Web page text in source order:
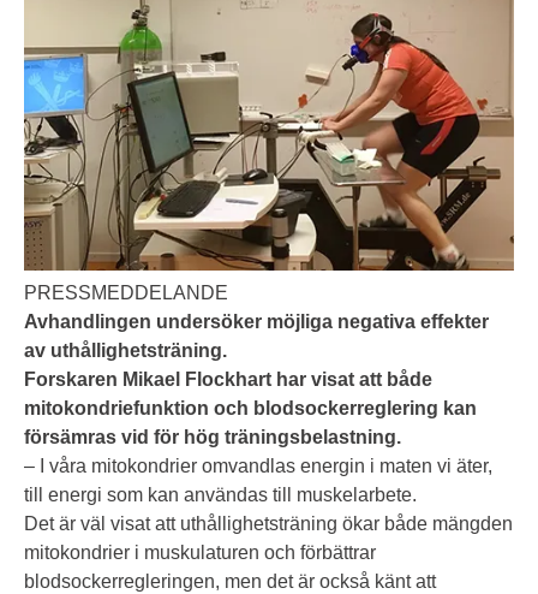
PRESSMEDDELANDE
Avhandlingen undersöker möjliga negativa effekter
av uthållighetsträning.
Forskaren Mikael Flockhart har visat att både
mitokondriefunktion och blodsockerreglering kan
försämras vid för hög träningsbelastning.
– I våra mitokondrier omvandlas energin i maten vi äter,
till energi som kan användas till muskelarbete.
Det är väl visat att uthållighetsträning ökar både mängden
mitokondrier i muskulaturen och förbättrar
blodsockerregleringen, men det är också känt att